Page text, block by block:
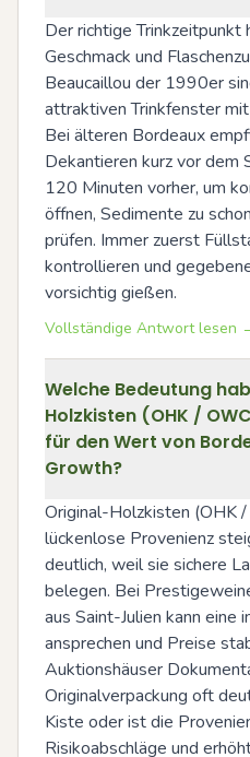
Der richtige Trinkzeitpunkt
Geschmack und
Beaucaillou der 1990er
attraktiven Trinkfenster
Bei älteren Bordeaux
Dekantieren kurz vor dem
120 Minuten vorher, um
öffnen, Sedimente zu
prüfen. Immer zuerst
kontrollieren und
vorsichtig gießen.
Vollständige Antwort lesen
Welche Bedeutung
Holzkisten (OHK /
für den Wert von
Growth?
Original-Holzkisten (OHK
lückenlose Provenienz
deutlich, weil sie sichere
belegen. Bei
aus Saint-Julien kann eine
ansprechen und Preise
Auktionshäuser
Originalverpackung oft
Kiste oder ist die
Risikoabschläge und